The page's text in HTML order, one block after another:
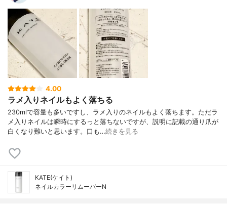
4.00
ラメ入りネイルもよく落ちる
230mlで容量も多いですし、ラメ入りのネイルもよく落ちます。ただラ
メ入りネイルは瞬時にするっと落ちないですが、説明に記載の通り爪が
白くなり難いと思います。口も…続きを見る
KATE(ケイト)
ネイルカラーリムーバーN